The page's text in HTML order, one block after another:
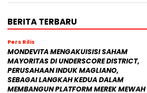
BERITA TERBARU
Pers Rilis
MONDEVITA MENGAKUISISI SAHAM
MAYORITAS DI UNDERSCORE DISTRICT,
PERUSAHAAN INDUK MAGLIANO,
SEBAGAI LANGKAH KEDUA DALAM
MEMBANGUN PLATFORM MEREK